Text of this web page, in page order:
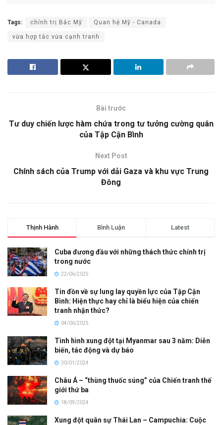
Tags: chính trị Bắc Mỹ Quan hệ Mỹ - Canada
vừa hợp tác vừa cạnh tranh
Bài trước
Tư duy chiến lược hàm chứa trong tư tưởng cường quân
của Tập Cận Bình
Next Post
Chính sách của Trump với dải Gaza và khu vực Trung
Đông
Thịnh Hành Bình Luận Latest
Cuba đương đầu với những thách thức chính trị
trong nước
22/06/2025
Tin đồn về sự lung lay quyền lực của Tập Cận
Bình: Hiện thực hay chỉ là biểu hiện của chiến
tranh nhận thức?
04/06/2025
Tình hình xung đột tại Myanmar sau 3 năm: Diễn
biến, tác động và dự báo
30/01/2024
Châu Á – “thùng thuốc súng” của Chiến tranh thế
giới thứ ba
18/09/2024
Xung đột quân sự Thái Lan – Campuchia: Cuộc